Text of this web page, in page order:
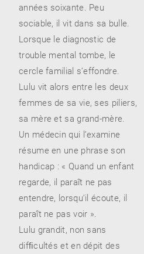
années soixante. Peu
sociable, il vit dans sa bulle.
Lorsque le diagnostic de
trouble mental tombe, le
cercle familial s’effondre.
Lulu vit alors entre les deux
femmes de sa vie, ses piliers,
sa mère et sa grand-mère.
Un médecin qui l’examine
résume en une phrase son
handicap : « Quand un enfant
regarde, il paraît ne pas
entendre, lorsqu’il écoute, il
paraît ne pas voir ».
Lulu grandit, non sans
difﬁcultés et en dépit des